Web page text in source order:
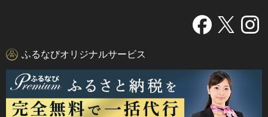
ふるなびオリジナルサービス